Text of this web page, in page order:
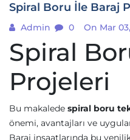
Spiral Boru İle Baraj
Admin 0 On Mar
Spiral
Projeleri
Bu makalede spiral boru
önemi, avantajları ve
Baraj inşaatlarında bu